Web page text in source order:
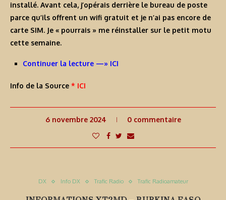
installé. Avant cela, j’opérais derrière le bureau de poste
parce qu’ils offrent un wifi gratuit et je n’ai pas encore de
carte SIM. Je « pourrais » me réinstaller sur le petit motu
cette semaine.
Continuer la lecture —» ICI
Info de la Source * ICI
6 novembre 2024 0 commentaire
DX Info DX Trafic Radio Trafic Radioamateur